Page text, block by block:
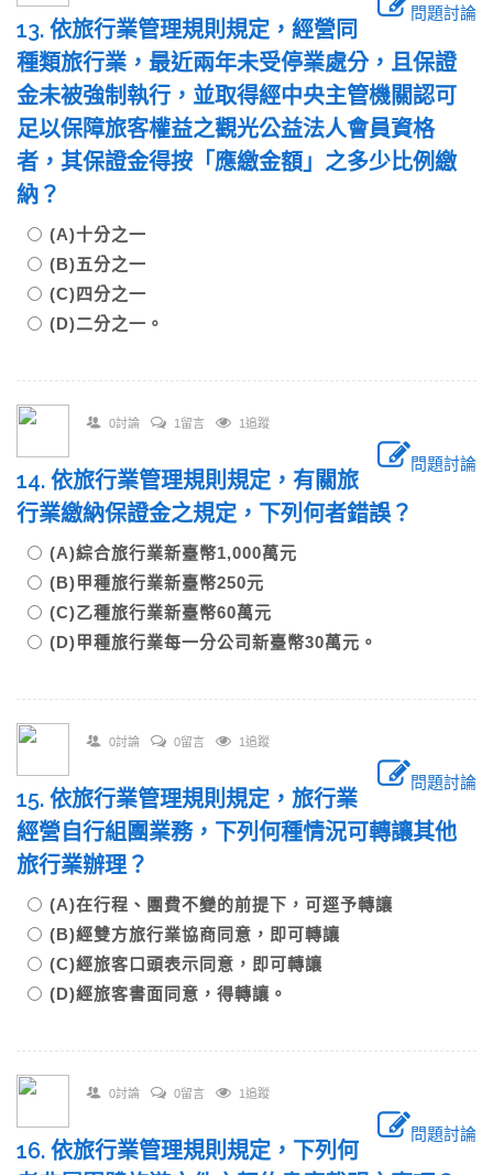
問題討論
13. 依旅行業管理規則規定，經營同
種類旅行業，最近兩年未受停業處分，且保證
金未被強制執行，並取得經中央主管機關認可
足以保障旅客權益之觀光公益法人會員資格
者，其保證金得按「應繳金額」之多少比例繳
納？
(A)十分之一
(B)五分之一
(C)四分之一
(D)二分之一。
0討論 1留言 1追蹤
問題討論
14. 依旅行業管理規則規定，有關旅
行業繳納保證金之規定，下列何者錯誤？
(A)綜合旅行業新臺幣1,000萬元
(B)甲種旅行業新臺幣250元
(C)乙種旅行業新臺幣60萬元
(D)甲種旅行業每一分公司新臺幣30萬元。
0討論 0留言 1追蹤
問題討論
15. 依旅行業管理規則規定，旅行業
經營自行組團業務，下列何種情況可轉讓其他
旅行業辦理？
(A)在行程、團費不變的前提下，可逕予轉讓
(B)經雙方旅行業協商同意，即可轉讓
(C)經旅客口頭表示同意，即可轉讓
(D)經旅客書面同意，得轉讓。
0討論 0留言 1追蹤
問題討論
16. 依旅行業管理規則規定，下列何